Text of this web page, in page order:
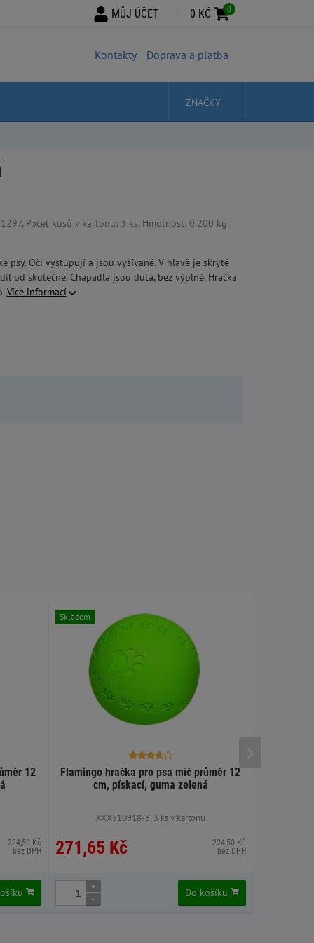
Kontakty Doprava a platba
ZNAČKY
Počet kusů v kartonu: 3 ks, Hmotnost: 0.200 kg
psy. Oči vystupují a jsou vyšívané. V hlavě je skryté
od skutečné. Chapadla jsou dutá, bez výplně. Hračka
Více informací
12
224,50 Kč
bez DPH
Flamingo hračka pro psa míč průměr 12
cm, pískací, guma zelená
XXX510918-3, 3 ks v kartonu
271,65 Kč
224,50 Kč
bez DPH
Skladem
+
-
Do košíku
0 KČ 0
MŮJ ÚČET